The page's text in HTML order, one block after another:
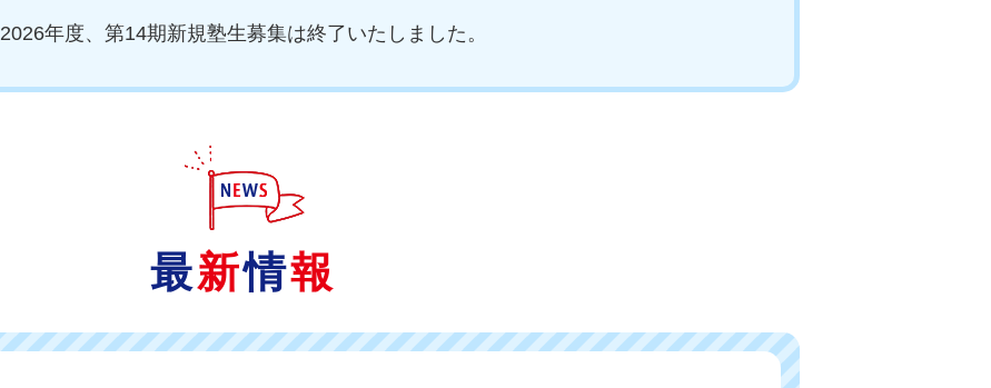
2026年度、第14期新規塾生募集は終了いたしました。
最新情報